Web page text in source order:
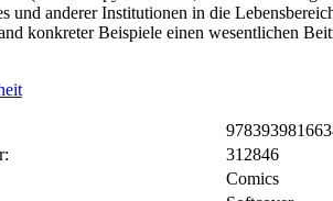
und anderer Institutionen in die
konkreter Beispiele einen wesentlichen
312846
Comics